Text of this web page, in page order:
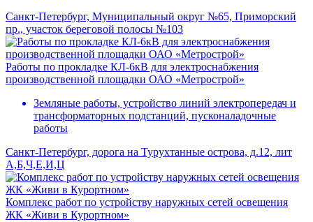
Санкт-Петербург, Муниципальный округ №65, Приморский
пр., участок береговой полосы №103
Работы по прокладке КЛ-6кВ для электроснабжения
производственной площадки ОАО «Метрострой»
Земляные работы, устройство линий электропередач и
трансформаторных подстанций, пусконаладочные
работы
Санкт-Петербург, дорога на Турухтанные острова, д.12, лит
А,Б,Ч,Е,И,Ц
Комплекс работ по устройству наружных сетей освещения
ЖК «Живи в Курортном»